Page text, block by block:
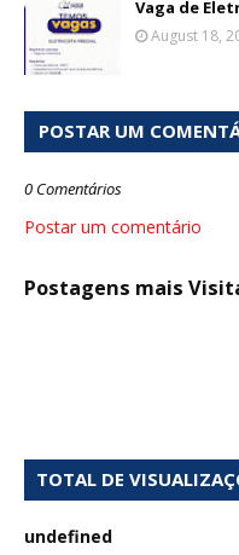
Vaga de
August 18,
POSTAR UM
0 Comentários
Postar um comentário
Postagens mais
TOTAL DE
undefned